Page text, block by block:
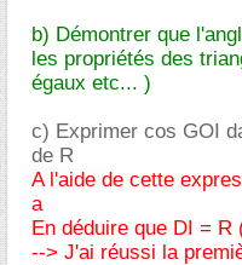
b) Démontrer que
les propriétés des
égaux etc... )
c) Exprimer cos GOI
de R
A l'aide de cette
a
En déduire que DI = R
--> J'ai réussi la